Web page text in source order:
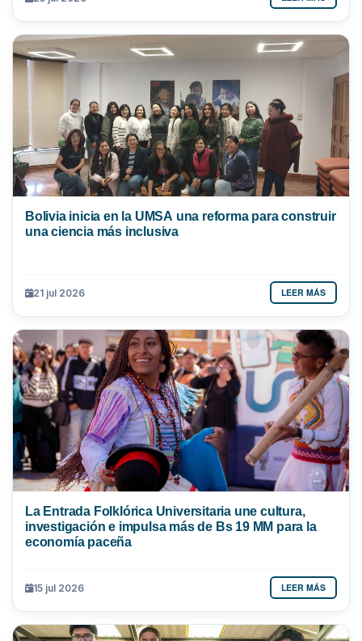
Bolivia inicia en la UMSA una reforma para construir
una ciencia más inclusiva
21 jul 2026 LEER MÁS
La Entrada Folklórica Universitaria une cultura,
investigación e impulsa más de Bs 19 MM para la
economía paceña
15 jul 2026 LEER MÁS